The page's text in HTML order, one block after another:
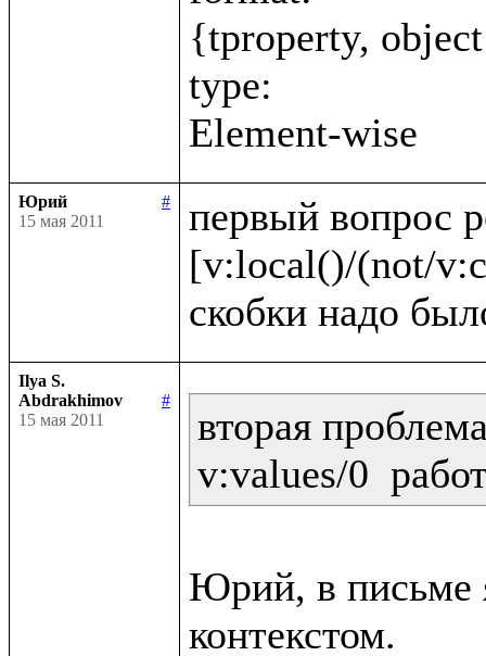
{tproperty,
type:
Юрий
#
15 мая 2011
первый вопрос
[v:local()/(not/
Ilya S.
Abdrakhimov
#
15 мая 2011
вторая
Юрий, в письме
контекстом.